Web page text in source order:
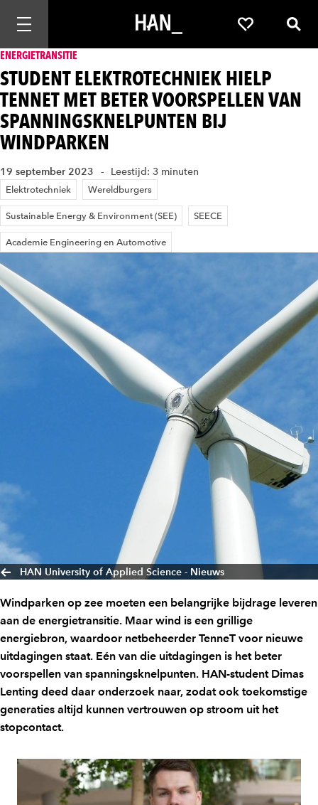
Mobiele navigatie openen Favorieten
ENERGIETRANSITIE
STUDENT ELEKTROTECHNIEK HIELP
TENNET MET BETER VOORSPELLEN VAN
SPANNINGSKNELPUNTEN BIJ
WINDPARKEN
19 september 2023 Leestijd: 3 minuten
Elektrotechniek Wereldburgers
Sustainable Energy & Environment (SEE) SEECE
Academie Engineering en Automotive
HAN University of Applied Science - Nieuws
Windparken op zee moeten een belangrijke bijdrage leveren
aan de energietransitie. Maar wind is een grillige
energiebron, waardoor netbeheerder TenneT voor nieuwe
uitdagingen staat. Eén van die uitdagingen is het beter
voorspellen van spanningsknelpunten. HAN-student Dimas
Lenting deed daar onderzoek naar, zodat ook toekomstige
generaties altijd kunnen vertrouwen op stroom uit het
stopcontact.